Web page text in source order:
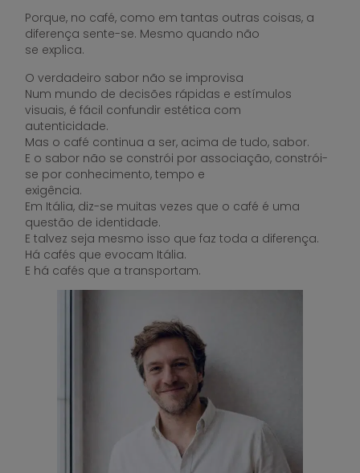
Porque, no café, como em tantas outras coisas, a
diferença sente-se. Mesmo quando não
se explica.
O verdadeiro sabor não se improvisa
Num mundo de decisões rápidas e estímulos
visuais, é fácil confundir estética com
autenticidade.
Mas o café continua a ser, acima de tudo, sabor.
E o sabor não se constrói por associação, constrói-
se por conhecimento, tempo e
exigência.
Em Itália, diz-se muitas vezes que o café é uma
questão de identidade.
E talvez seja mesmo isso que faz toda a diferença.
Há cafés que evocam Itália.
E há cafés que a transportam.